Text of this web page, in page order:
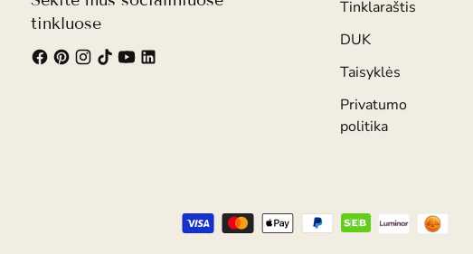
tinkluose
Tinklaraštis
DUK
Taisyklės
Privatumo
politika